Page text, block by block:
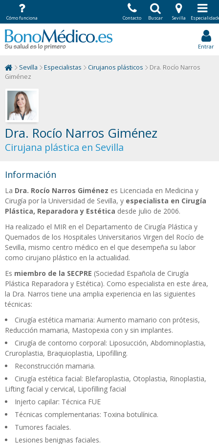
Entrar
Sevilla Especialistas Cirujanos plásticos
Dra. Rocío Narros
Giménez
Dra. Rocío Narros Giménez
Cirujana plástica en Sevilla
Información
La Dra. Rocío Narros Giménez es Licenciada en Medicina y
Cirugía por la Universidad de Sevilla, y especialista en Cirugía
Plástica, Reparadora y Estética desde julio de 2006.
Ha realizado el MIR en el Departamento de Cirugía Plástica y
Quemados de los Hospitales Universitarios Virgen del Rocío de
Sevilla, mismo centro médico en el que desempeña su labor
como cirujano plástico en la actualidad.
Es miembro de la SECPRE (Sociedad Española de Cirugía
Plástica Reparadora y Estética). Como especialista en este área,
la Dra. Narros tiene una amplia experiencia en las siguientes
técnicas:
Cirugía estética mamaria: Aumento mamario con prótesis,
Reducción mamaria, Mastopexia con y sin implantes.
Cirugía de contorno corporal: Liposucción, Abdominoplastia,
Cruroplastia, Braquioplastia, Lipofilling.
Reconstrucción mamaria.
Cirugía estética facial: Blefaroplastia, Otoplastia, Rinoplastia,
Lifting facial y cervical, Lipofilling facial
Injerto capilar: Técnica FUE
Técnicas complementarias: Toxina botulínica.
Tumores faciales.
Lesiones benignas faciales.
Cómo funciona Contacto Buscar Sevilla